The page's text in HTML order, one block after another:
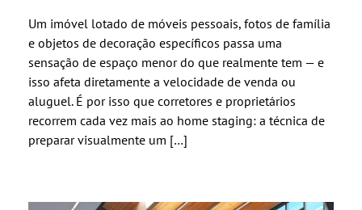
Um imóvel lotado de móveis pessoais, fotos de família
e objetos de decoração específicos passa uma
sensação de espaço menor do que realmente tem — e
isso afeta diretamente a velocidade de venda ou
aluguel. É por isso que corretores e proprietários
recorrem cada vez mais ao home staging: a técnica de
preparar visualmente um […]